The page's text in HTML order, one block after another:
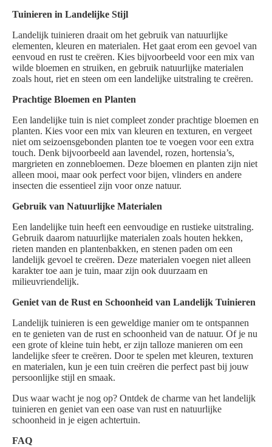
Tuinieren in Landelijke Stijl
Landelijk tuinieren draait om het gebruik van natuurlijke
elementen, kleuren en materialen. Het gaat erom een gevoel van
eenvoud en rust te creëren. Kies bijvoorbeeld voor een mix van
wilde bloemen en struiken, en gebruik natuurlijke materialen
zoals hout, riet en steen om een landelijke uitstraling te creëren.
Prachtige Bloemen en Planten
Een landelijke tuin is niet compleet zonder prachtige bloemen en
planten. Kies voor een mix van kleuren en texturen, en vergeet
niet om seizoensgebonden planten toe te voegen voor een extra
touch. Denk bijvoorbeeld aan lavendel, rozen, hortensia’s,
margrieten en zonnebloemen. Deze bloemen en planten zijn niet
alleen mooi, maar ook perfect voor bijen, vlinders en andere
insecten die essentieel zijn voor onze natuur.
Gebruik van Natuurlijke Materialen
Een landelijke tuin heeft een eenvoudige en rustieke uitstraling.
Gebruik daarom natuurlijke materialen zoals houten hekken,
rieten manden en plantenbakken, en stenen paden om een
landelijk gevoel te creëren. Deze materialen voegen niet alleen
karakter toe aan je tuin, maar zijn ook duurzaam en
milieuvriendelijk.
Geniet van de Rust en Schoonheid van Landelijk Tuinieren
Landelijk tuinieren is een geweldige manier om te ontspannen
en te genieten van de rust en schoonheid van de natuur. Of je nu
een grote of kleine tuin hebt, er zijn talloze manieren om een
landelijke sfeer te creëren. Door te spelen met kleuren, texturen
en materialen, kun je een tuin creëren die perfect past bij jouw
persoonlijke stijl en smaak.
Dus waar wacht je nog op? Ontdek de charme van het landelijk
tuinieren en geniet van een oase van rust en natuurlijke
schoonheid in je eigen achtertuin.
FAQ